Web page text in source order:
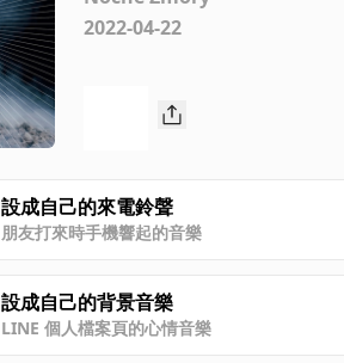
2022-04-22
設成自己的來電鈴聲
朋友打來時手機響起的音樂
設成自己的背景音樂
LINE 個人檔案頁的心情音樂